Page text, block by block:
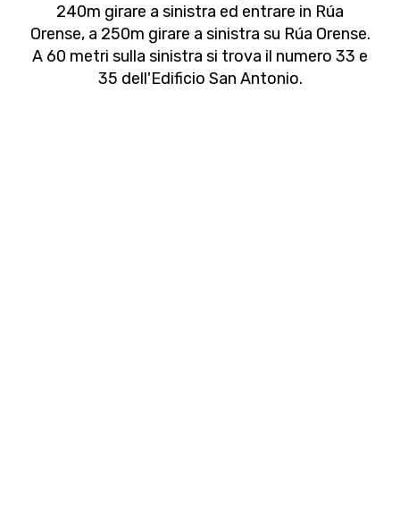
240m girare a sinistra ed entrare in Rúa
Orense, a 250m girare a sinistra su Rúa Orense.
A 60 metri sulla sinistra si trova il numero 33 e
35 dell'Edificio San Antonio.